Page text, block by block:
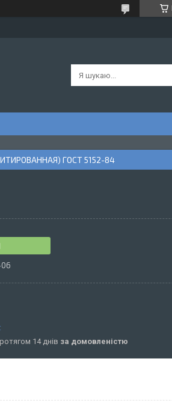
ГОСТ 5152-84
14 днів за домовленістю